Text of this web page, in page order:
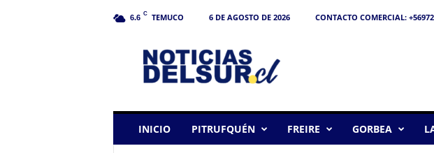
6.6 C TEMUCO 6 DE AGOSTO DE 2026 CONTACTO COMERCIAL:
INICIO PITRUFQUÉN FREIRE GORBEA